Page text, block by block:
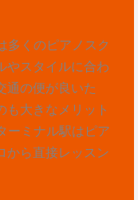
多くのピアノスク
やスタイルに合わ
通の便が良いた
も大きなメリット
ーミナル駅はピア
から直接レッスン